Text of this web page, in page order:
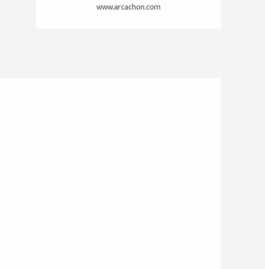
www.arcachon.com